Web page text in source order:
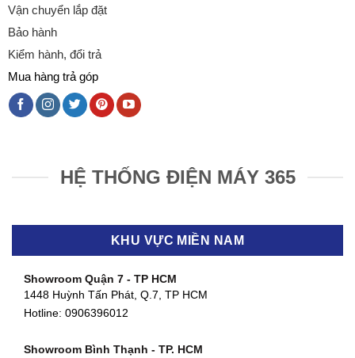
Vận chuyển lắp đặt
Bảo hành
Kiểm hành, đổi trả
Mua hàng trả góp
HỆ THỐNG ĐIỆN MÁY 365
KHU VỰC MIỀN NAM
Showroom Quận 7 - TP HCM
1448 Huỳnh Tấn Phát, Q.7, TP HCM
Hotline: 0906396012
Showroom Bình Thạnh - TP. HCM